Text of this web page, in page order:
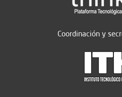
Coordinación y